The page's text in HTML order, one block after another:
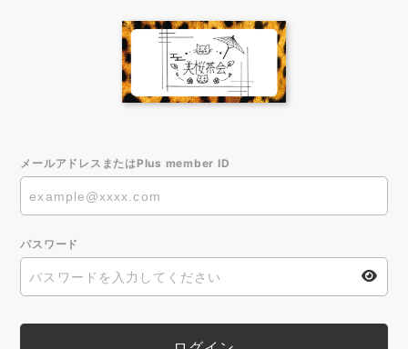
メールアドレスまたはPlus member ID
パスワード